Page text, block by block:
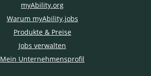
myAbility.org
Warum myAbility.jobs
Produkte & Preise
Jobs verwalten
Mein Unternehmensprofil